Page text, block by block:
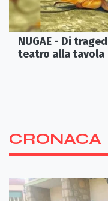
NUGAE - Di
teatro alla tavola
CRONACA